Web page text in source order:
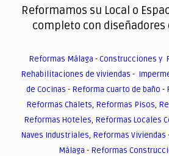
Reformamos su Local o
completo con
Reformas Málaga -Construcciones y
Rehabilitaciones de viviendas -
de Cocinas - Reforma cuarto de baño -
Reformas Chalets, Reformas Pisos,
Reformas Hoteles, Reformas Locales
Naves Industriales, Reformas Viviendas
Málaga - Reformas